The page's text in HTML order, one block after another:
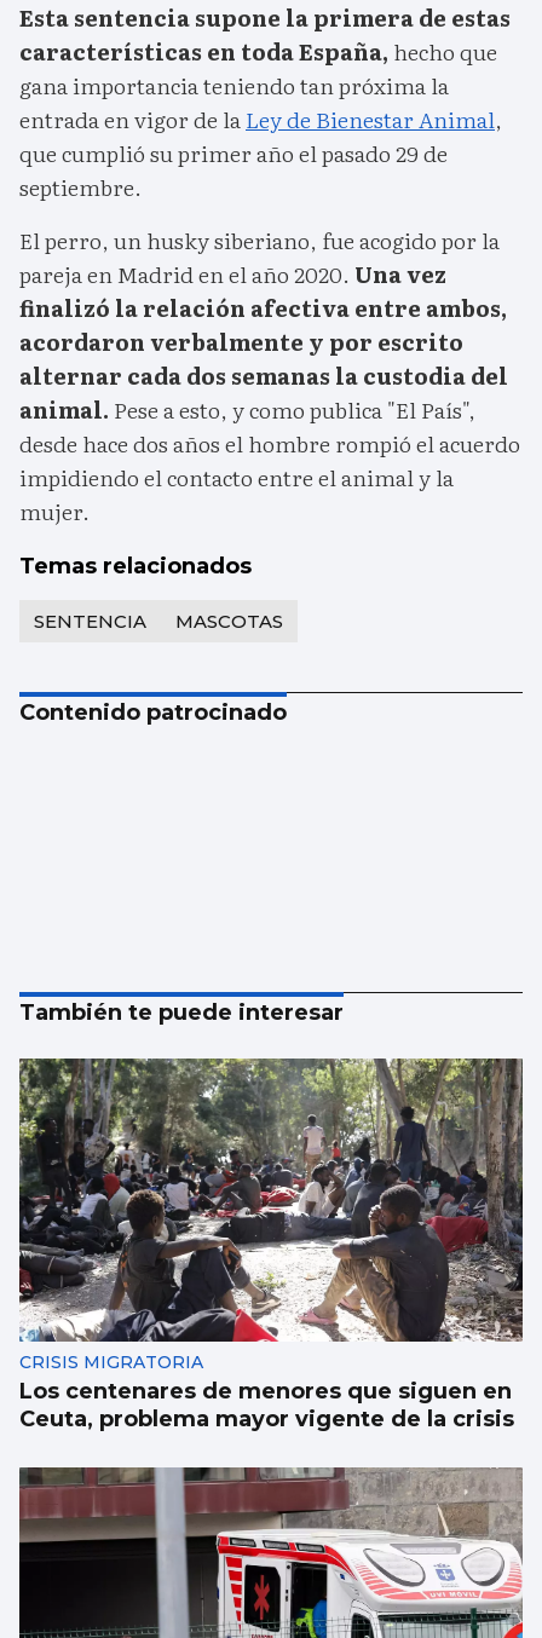
Esta sentencia supone la primera de estas
características en toda España, hecho que
gana importancia teniendo tan próxima la
entrada en vigor de laLey de Bienestar Animal,
que cumplió su primer año el pasado 29 de
septiembre.
El perro, un husky siberiano, fue acogido por la
pareja en Madrid en el año 2020. Una vez
finalizó la relación afectiva entre ambos,
acordaron verbalmente y por escrito
alternar cada dos semanas la custodia del
animal. Pese a esto, y como publica "El País",
desde hace dos años el hombre rompió el acuerdo
impidiendo el contacto entre el animal y la
mujer.
Temas relacionados
SENTENCIA MASCOTAS
Contenido patrocinado
También te puede interesar
CRISIS MIGRATORIA
Los centenares de menores que siguen en
Ceuta, problema mayor vigente de la crisis